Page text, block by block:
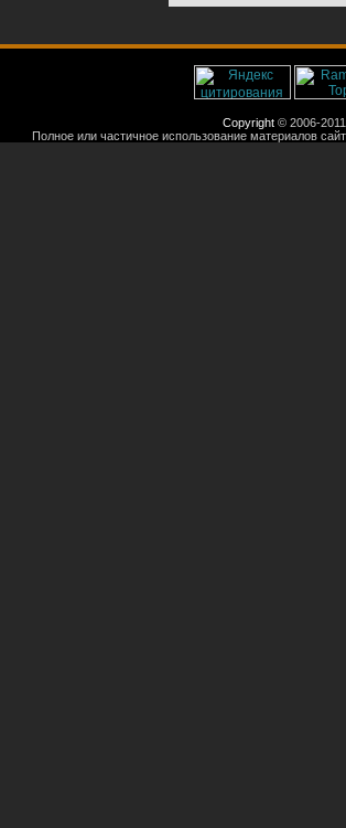
Copyright © 2006-
Полное или частичное использование материалов